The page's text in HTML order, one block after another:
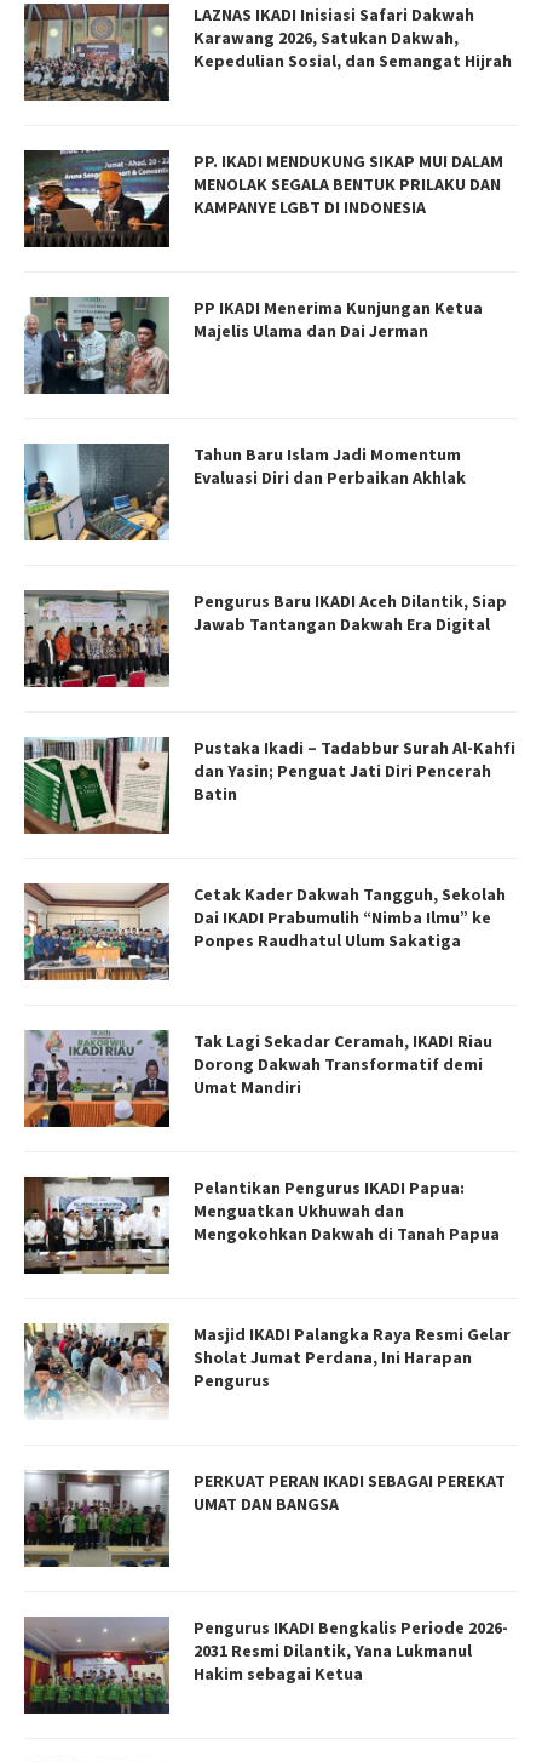
LAZNAS IKADI Inisiasi Safari Dakwah
Karawang 2026, Satukan Dakwah,
Kepedulian Sosial, dan Semangat Hijrah
PP. IKADI MENDUKUNG SIKAP MUI DALAM
MENOLAK SEGALA BENTUK PRILAKU DAN
KAMPANYE LGBT DI INDONESIA
PP IKADI Menerima Kunjungan Ketua
Majelis Ulama dan Dai Jerman
Tahun Baru Islam Jadi Momentum
Evaluasi Diri dan Perbaikan Akhlak
Pengurus Baru IKADI Aceh Dilantik, Siap
Jawab Tantangan Dakwah Era Digital
Pustaka Ikadi – Tadabbur Surah Al-Kahfi
dan Yasin; Penguat Jati Diri Pencerah
Batin
Cetak Kader Dakwah Tangguh, Sekolah
Dai IKADI Prabumulih “Nimba Ilmu” ke
Ponpes Raudhatul Ulum Sakatiga
Tak Lagi Sekadar Ceramah, IKADI Riau
Dorong Dakwah Transformatif demi
Umat Mandiri
Pelantikan Pengurus IKADI Papua:
Menguatkan Ukhuwah dan
Mengokohkan Dakwah di Tanah Papua
Masjid IKADI Palangka Raya Resmi Gelar
Sholat Jumat Perdana, Ini Harapan
Pengurus
PERKUAT PERAN IKADI SEBAGAI PEREKAT
UMAT DAN BANGSA
Pengurus IKADI Bengkalis Periode 2026-
2031 Resmi Dilantik, Yana Lukmanul
Hakim sebagai Ketua